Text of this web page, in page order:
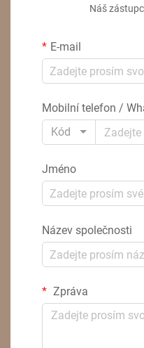
Náš
E-mail
Mobilní telefon /
Kód
Jméno
Název společnosti
Zpráva